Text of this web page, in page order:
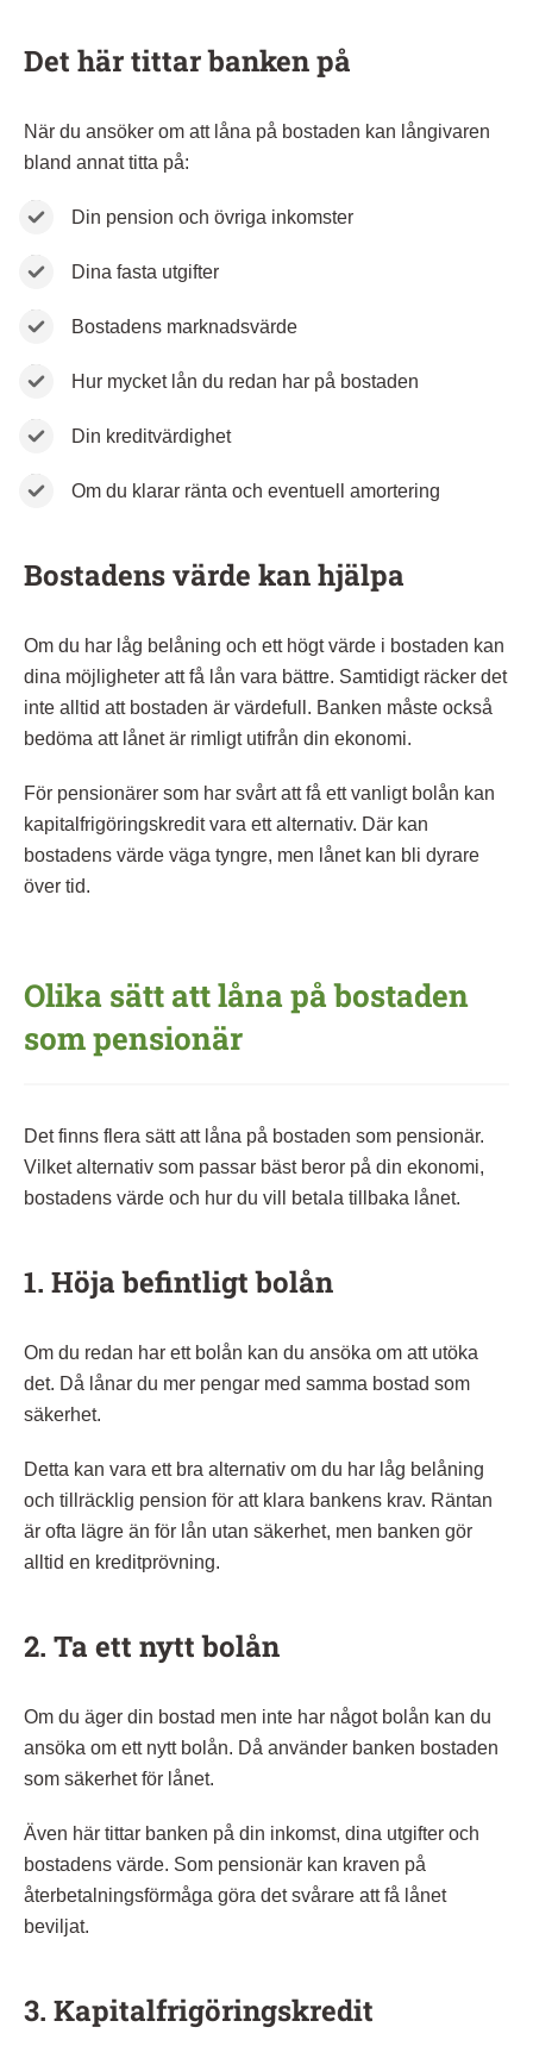
Det här tittar banken på
När du ansöker om att låna på bostaden kan långivaren
bland annat titta på:
Din pension och övriga inkomster
Dina fasta utgifter
Bostadens marknadsvärde
Hur mycket lån du redan har på bostaden
Din kreditvärdighet
Om du klarar ränta och eventuell amortering
Bostadens värde kan hjälpa
Om du har låg belåning och ett högt värde i bostaden kan
dina möjligheter att få lån vara bättre. Samtidigt räcker det
inte alltid att bostaden är värdefull. Banken måste också
bedöma att lånet är rimligt utifrån din ekonomi.
För pensionärer som har svårt att få ett vanligt bolån kan
kapitalfrigöringskredit vara ett alternativ. Där kan
bostadens värde väga tyngre, men lånet kan bli dyrare
över tid.
Olika sätt att låna på bostaden
som pensionär
Det finns flera sätt att låna på bostaden som pensionär.
Vilket alternativ som passar bäst beror på din ekonomi,
bostadens värde och hur du vill betala tillbaka lånet.
1. Höja befintligt bolån
Om du redan har ett bolån kan du ansöka om att utöka
det. Då lånar du mer pengar med samma bostad som
säkerhet.
Detta kan vara ett bra alternativ om du har låg belåning
och tillräcklig pension för att klara bankens krav. Räntan
är ofta lägre än för lån utan säkerhet, men banken gör
alltid en kreditprövning.
2. Ta ett nytt bolån
Om du äger din bostad men inte har något bolån kan du
ansöka om ett nytt bolån. Då använder banken bostaden
som säkerhet för lånet.
Även här tittar banken på din inkomst, dina utgifter och
bostadens värde. Som pensionär kan kraven på
återbetalningsförmåga göra det svårare att få lånet
beviljat.
3. Kapitalfrigöringskredit